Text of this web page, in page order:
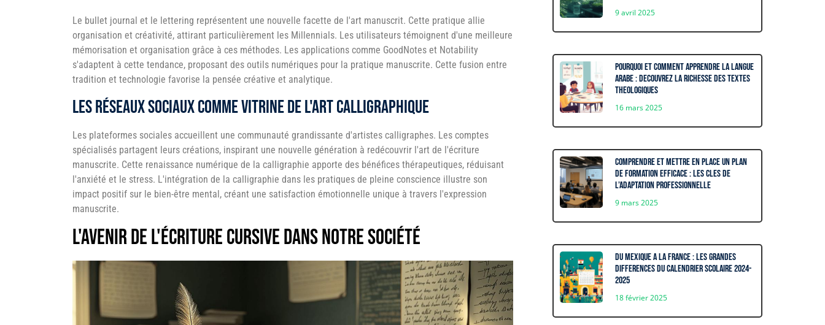
Le bullet journal et le lettering représentent une nouvelle facette de l'art manuscrit. Cette pratique allie
organisation et créativité, attirant particulièrement les Millennials. Les utilisateurs témoignent d'une meilleure
mémorisation et organisation grâce à ces méthodes. Les applications comme GoodNotes et Notability
s'adaptent à cette tendance, proposant des outils numériques pour la pratique manuscrite. Cette fusion entre
tradition et technologie favorise la pensée créative et analytique.
Les réseaux sociaux comme vitrine de l'art calligraphique
Les plateformes sociales accueillent une communauté grandissante d'artistes calligraphes. Les comptes
spécialisés partagent leurs créations, inspirant une nouvelle génération à redécouvrir l'art de l'écriture
manuscrite. Cette renaissance numérique de la calligraphie apporte des bénéfices thérapeutiques, réduisant
l'anxiété et le stress. L'intégration de la calligraphie dans les pratiques de pleine conscience illustre son
impact positif sur le bien-être mental, créant une satisfaction émotionnelle unique à travers l'expression
manuscrite.
L'avenir de l'écriture cursive dans notre société
9 avril 2025
Pourquoi et comment apprendre la langue
arabe : decouvrez la richesse des textes
theologiques
16 mars 2025
Comprendre et mettre en place un plan
de formation efficace : les cles de
l’adaptation professionnelle
9 mars 2025
Du Mexique a la France : Les grandes
differences du calendrier scolaire 2024-
2025
18 février 2025